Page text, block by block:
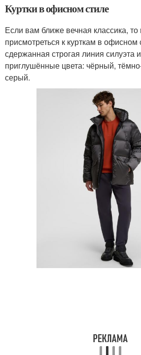
Куртки в офисном стиле
Если вам ближе вечная классика,
присмотреться к курткам в
сдержанная строгая линия силуэта
приглушённые цвета: чёрный,
серый.